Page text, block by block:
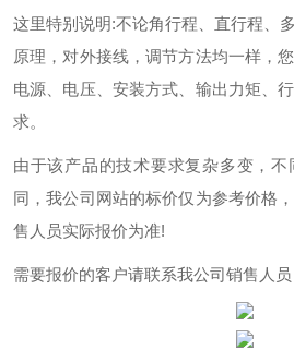
这里特别说明:不论角行程、直行程、
原理，对外接线，调节方法均一样，
电源、电压、安装方式、输出力矩、
求。
由于该产品的技术要求复杂多变，
同，我公司网站的标价仅为参考价格
售人员实际报价为准!
需要报价的客户请联系我公司销售人